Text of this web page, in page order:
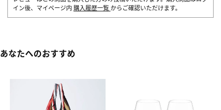
イン後、マイページ内 購入履歴一覧 からご確認いただけます。
あなたへのおすすめ